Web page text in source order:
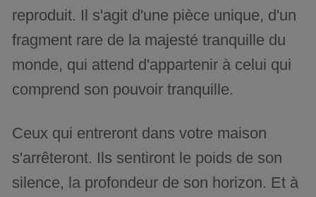
reproduit. Il s'agit d'une pièce unique, d'un
fragment rare de la majesté tranquille du
monde, qui attend d'appartenir à celui qui
comprend son pouvoir tranquille.
Ceux qui entreront dans votre maison
s'arrêteront. Ils sentiront le poids de son
silence, la profondeur de son horizon. Et à